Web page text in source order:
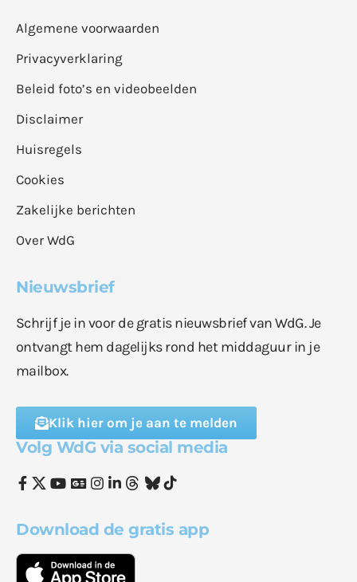
Algemene voorwaarden
Privacyverklaring
Beleid foto’s en videobeelden
Disclaimer
Huisregels
Cookies
Zakelijke berichten
Over WdG
Nieuwsbrief
Schrijf je in voor de gratis nieuwsbrief van WdG. Je
ontvangt hem dagelijks rond het middaguur in je
mailbox.
Klik hier om je aan te melden
Volg WdG via social media
Download de gratis app